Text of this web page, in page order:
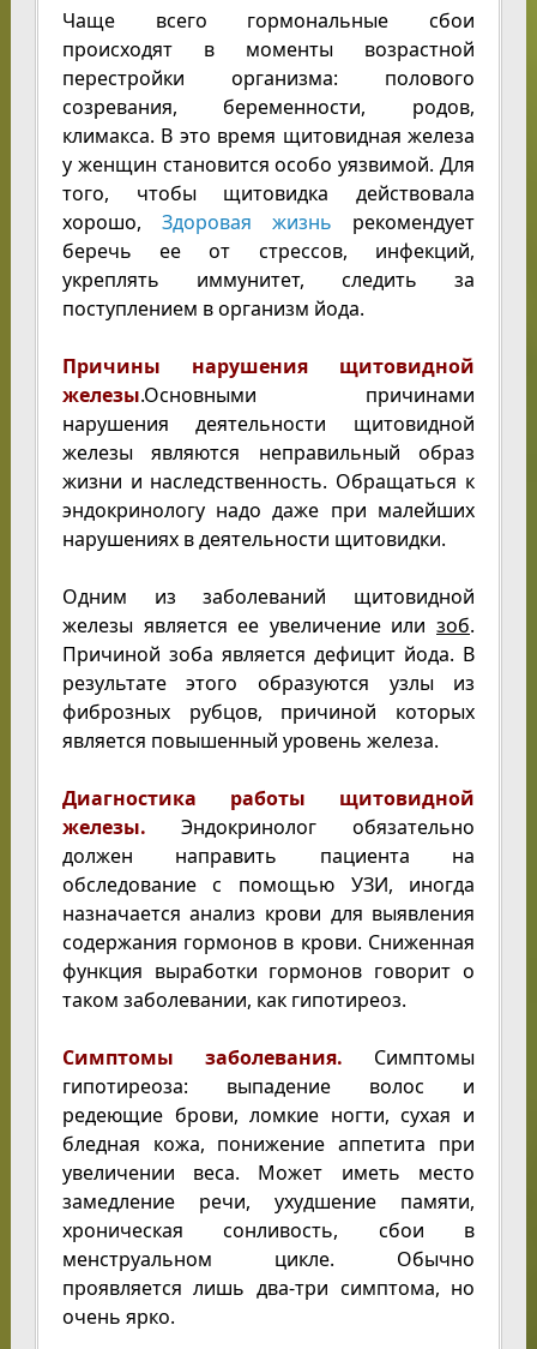
Чаще всего гормональные сбои
происходят в моменты возрастной
перестройки организма: полового
созревания, беременности, родов,
климакса. В это время щитовидная железа
у женщин становится особо уязвимой. Для
того, чтобы щитовидка действовала
хорошо, Здоровая жизнь рекомендует
беречь ее от стрессов, инфекций,
укреплять иммунитет, следить за
поступлением в организм йода.
Причины нарушения щитовидной
железы.Основными причинами
нарушения деятельности щитовидной
железы являются неправильный образ
жизни и наследственность. Обращаться к
эндокринологу надо даже при малейших
нарушениях в деятельности щитовидки.
Одним из заболеваний щитовидной
железы является ее увеличение илизоб.
Причиной зоба является дефицит йода. В
результате этого образуются узлы из
фиброзных рубцов, причиной которых
является повышенный уровень железа.
Диагностика работы щитовидной
железы. Эндокринолог обязательно
должен направить пациента на
обследование с помощью УЗИ, иногда
назначается анализ крови для выявления
содержания гормонов в крови. Сниженная
функция выработки гормонов говорит о
таком заболевании, как гипотиреоз.
Симптомы заболевания. Симптомы
гипотиреоза: выпадение волос и
редеющие брови, ломкие ногти, сухая и
бледная кожа, понижение аппетита при
увеличении веса. Может иметь место
замедление речи, ухудшение памяти,
хроническая сонливость, сбои в
менструальном цикле. Обычно
проявляется лишь два-три симптома, но
очень ярко.